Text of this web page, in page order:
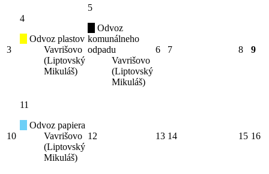
3
4
Odvoz plastov
Vavrišovo
(Liptovský
Mikuláš)
5
Odvoz
komunálneho
odpadu
Vavrišovo
(Liptovský
Mikuláš)
6 7 8 9
10
11
Odvoz papiera
Vavrišovo
(Liptovský
Mikuláš)
12 13 14 15 16